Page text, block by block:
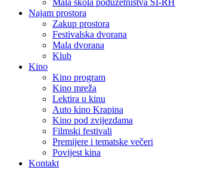
Mala škola poduzetništva SI-RH
Najam prostora
Zakup prostora
Festivalska dvorana
Mala dvorana
Klub
Kino
Kino program
Kino mreža
Lektira u kinu
Auto kino Krapina
Kino pod zvijezdama
Filmski festivali
Premijere i tematske večeri
Povijest kina
Kontakt